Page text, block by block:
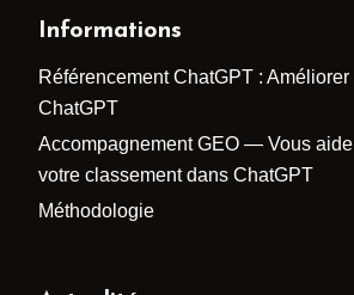
Informations
Référencement ChatGPT :
ChatGPT
Accompagnement GEO — Vous
votre classement dans ChatGPT
Méthodologie